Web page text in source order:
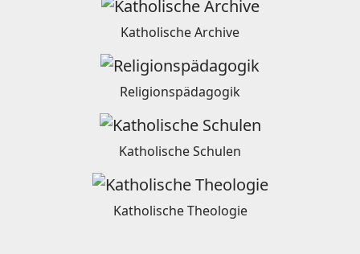
Katholische Archive
Religionspädagogik
Katholische Schulen
Katholische Theologie